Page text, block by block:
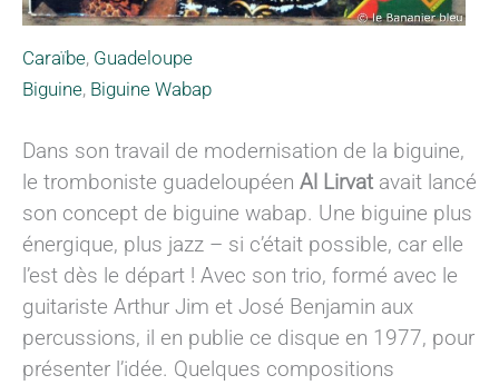
Caraïbe, Guadeloupe
Biguine, Biguine Wabap
Dans son travail de modernisation de la biguine,
le tromboniste guadeloupéen Al Lirvat avait lancé
son concept de biguine wabap. Une biguine plus
énergique, plus jazz – si c’était possible, car elle
l’est dès le départ ! Avec son trio, formé avec le
guitariste Arthur Jim et José Benjamin aux
percussions, il en publie ce disque en 1977, pour
présenter l’idée. Quelques compositions